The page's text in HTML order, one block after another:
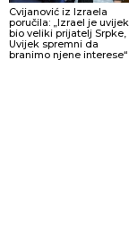
Cvijanović iz Izraela
poručila: „Izrael je uvijek
bio veliki prijatelj Srpke,
Uvijek spremni da
branimo njene interese“